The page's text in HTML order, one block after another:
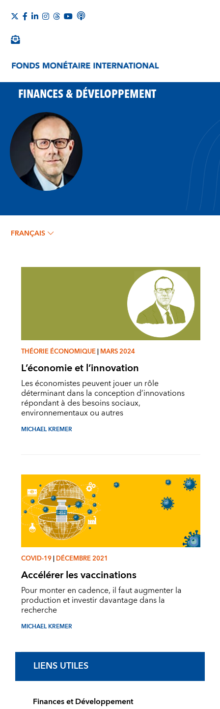
FINANCES & DÉVELOPPEMENT
MICHAEL KREMER
FRANÇAIS
THÉORIE ÉCONOMIQUE|MARS 2024
L’économie et l’innovation
Les économistes peuvent jouer un rôle
déterminant dans la conception d’innovations
répondant à des besoins sociaux,
environnementaux ou autres
MICHAEL KREMER
COVID-19|DÉCEMBRE 2021
Accélérer les vaccinations
Pour monter en cadence, il faut augmenter la
production et investir davantage dans la
recherche
MICHAEL KREMER
LIENS UTILES
Finances et Développement